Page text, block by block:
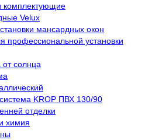
комплектующие
Velux
мансардных окон
профессиональной установки
солнца
KROP ПВХ 130/90
отделки
химия